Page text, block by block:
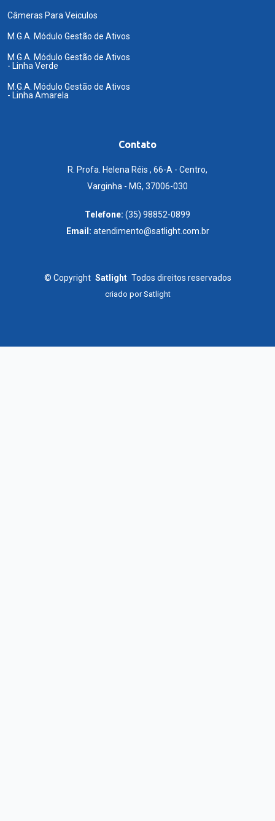
Câmeras Para Veiculos
M.G.A. Módulo Gestão de Ativos
M.G.A. Módulo Gestão de Ativos
- Linha Verde
M.G.A. Módulo Gestão de Ativos
- Linha Amarela
Contato
R. Profa. Helena Réis , 66-A - Centro,
Varginha - MG, 37006-030
Telefone: (35) 98852-0899
Email: atendimento@satlight.com.br
© Copyright Satlight Todos direitos reservados
criado porSatlight